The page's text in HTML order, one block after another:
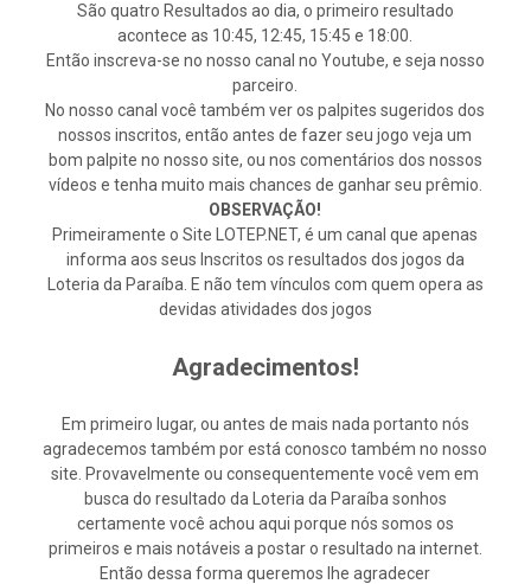
São quatro Resultados ao dia, o primeiro resultado
acontece as 10:45, 12:45, 15:45 e 18:00.
Então inscreva-se no nosso canal no Youtube, e seja nosso
parceiro.
No nosso canal você também ver os palpites sugeridos dos
nossos inscritos, então antes de fazer seu jogo veja um
bom palpite no nosso site, ou nos comentários dos nossos
vídeos e tenha muito mais chances de ganhar seu prêmio.
OBSERVAÇÃO!
Primeiramente o Site LOTEP.NET, é um canal que apenas
informa aos seus Inscritos os resultados dos jogos da
Loteria da Paraíba. E não tem vínculos com quem opera as
devidas atividades dos jogos
Agradecimentos!
Em primeiro lugar, ou antes de mais nada portanto nós
agradecemos também por está conosco também no nosso
site. Provavelmente ou consequentemente você vem em
busca do resultado da Loteria da Paraíba sonhos
certamente você achou aqui porque nós somos os
primeiros e mais notáveis a postar o resultado na internet.
Então dessa forma queremos lhe agradecer